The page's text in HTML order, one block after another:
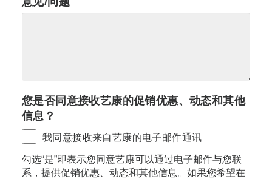
您是否同意接收艺康的促销优惠、动态和其他
信息？
我同意接收来自艺康的电子邮件通讯
勾选“是”即表示您同意艺康可以通过电子邮件与您联
系，提供促销优惠、动态和其他信息。如果您希望在